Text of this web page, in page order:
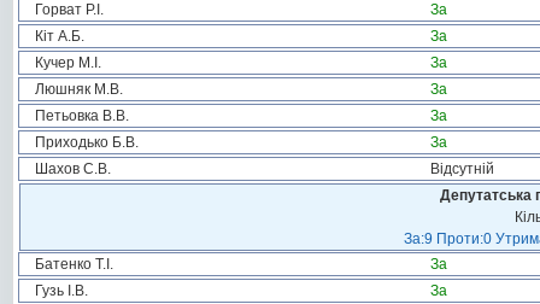
Горват Р.І.
За
Кіт А.Б.
За
Кучер М.І.
За
Люшняк М.В.
За
Петьовка В.В.
За
Приходько Б.В.
За
Шахов С.В.
Відсутній
Депутатська
За:9 Проти:0
Батенко Т.І.
За
Гузь І.В.
За